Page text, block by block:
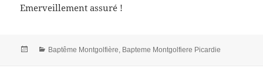
Emerveillement assuré !
PostedCategories
Baptême Montgolfière, Bapteme Montgolfiere Picardie